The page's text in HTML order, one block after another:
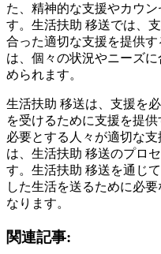
た、精神的な支援やカウ
す。生活扶助 移送では、
合った適切な支援を提供
は、個々の状況やニーズ
められます。
生活扶助 移送は、支援を
を受けるために支援を提
必要とする人々が適切な
は、生活扶助 移送のプロ
す。生活扶助 移送を通じ
した生活を送るために必
なります。
関連記事: